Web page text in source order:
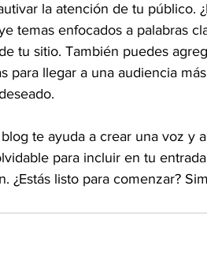
la atención de tu público.
temas enfocados a palabras
tu sitio. También puedes
para llegar a una audiencia
te ayuda a crear una voz y
para incluir en tu
¿Estás listo para comenzar?